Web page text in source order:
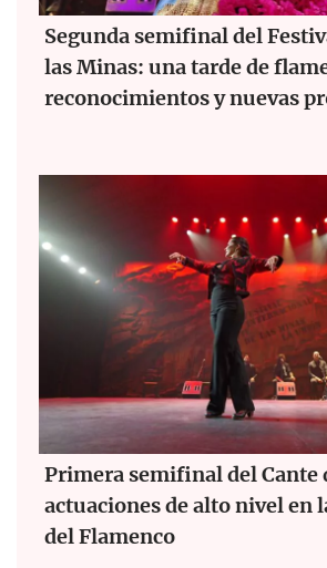
Segunda semifinal del
las Minas: una tarde de
reconocimientos y nuevas
Primera semifinal del Cante
actuaciones de alto nivel en
del Flamenco